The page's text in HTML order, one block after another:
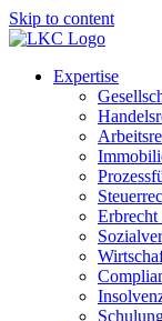
Skip to content
Expertise
Erbrecht